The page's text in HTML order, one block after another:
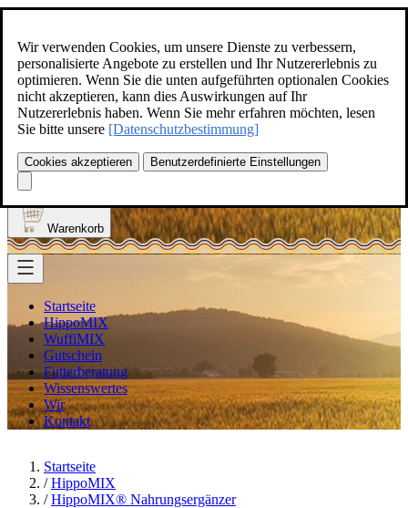
Wir verwenden Cookies, um unsere Dienste zu verbessern,
personalisierte Angebote zu erstellen und Ihr Nutzererlebnis zu
optimieren. Wenn Sie die unten aufgeführten optionalen Cookies
nicht akzeptieren, kann dies Auswirkungen auf Ihr
Nutzererlebnis haben. Wenn Sie mehr erfahren möchten, lesen
Sie bitte unsere [Datenschutzbestimmung]
Cookies akzeptieren Benutzerdefinierte Einstellungen
Zum Inhalt springen
+49(0)5129-308
Produkt finden
0
Warenkorb
Startseite
HippoMIX
WuffiMIX
Gutschein
Futterberatung
Wissenswertes
Wir
Kontakt
Startseite
/ HippoMIX
/ HippoMIX® Nahrungsergänzer